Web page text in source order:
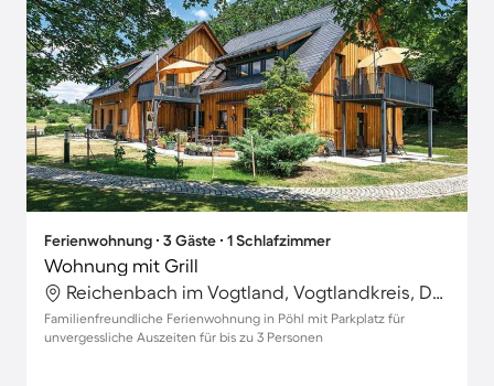
Ferienwohnung ∙ 3 Gäste ∙ 1 Schlafzimmer
Wohnung mit Grill
Reichenbach im Vogtland, Vogtlandkreis, Deutschland
Familienfreundliche Ferienwohnung in Pöhl mit Parkplatz für
unvergessliche Auszeiten für bis zu 3 Personen